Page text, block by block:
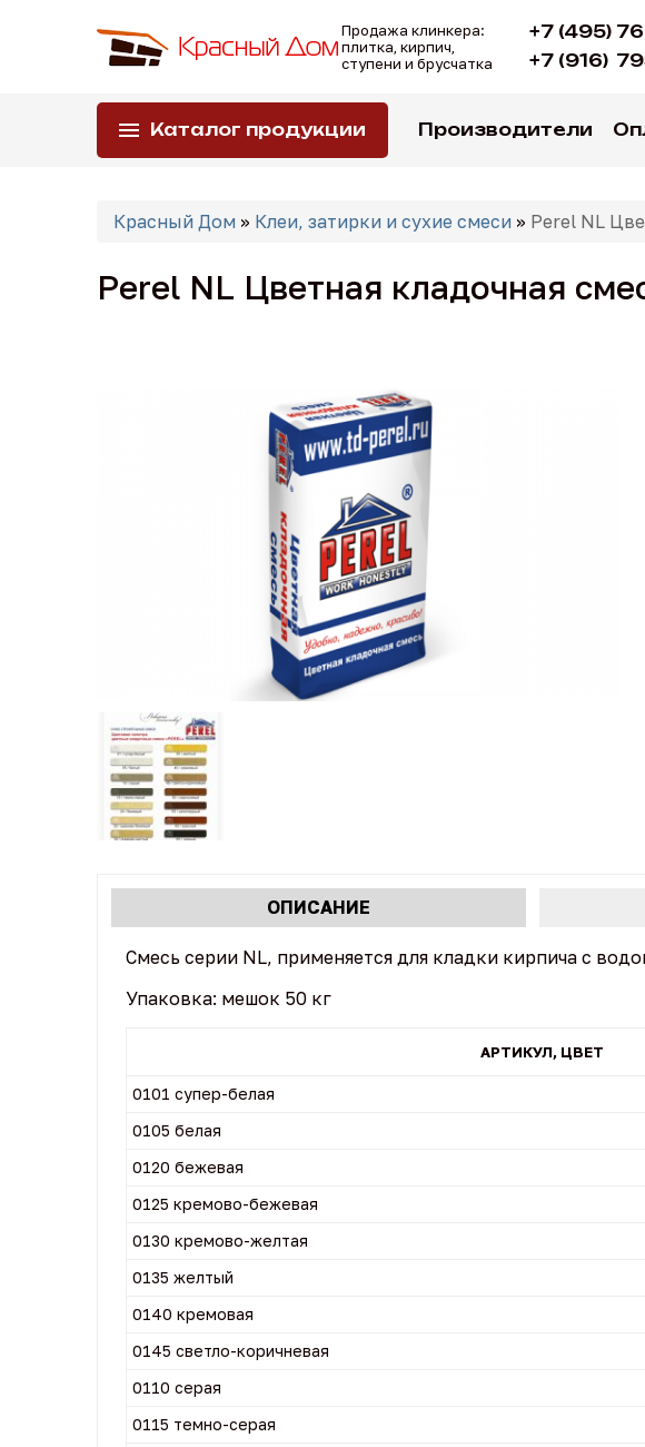
Продажа клинкера:
плитка, кирпич,
ступени и брусчатка
+7 (495)
+7 (916)
Каталог продукции Производители
Вы
Красный Дом » Клеи, затирки и сухие смеси » Perel NL
Perel NL Цветная кладочная
Характеристики
табы
ОПИСАНИЕ
Смесь серии NL, применяется для кладки кирпича с
Упаковка: мешок 50 кг
АРТИКУЛ, ЦВЕТ
0101 супер-белая
0105 белая
0120 бежевая
0125 кремово-бежевая
0130 кремово-желтая
0135 желтый
0140 кремовая
0145 светло-коричневая
0110 серая
0115 темно-серая